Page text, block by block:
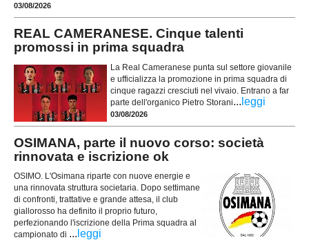
03/08/2026
REAL CAMERANESE. Cinque talenti
promossi in prima squadra
La Real Cameranese punta sul settore giovanile
e ufficializza la promozione in prima squadra di
cinque ragazzi cresciuti nel vivaio. Entrano a far
parte dell'organico Pietro Storani... leggi
03/08/2026
OSIMANA, parte il nuovo corso: società
rinnovata e iscrizione ok
OSIMO. L'Osimana riparte con nuove energie e
una rinnovata struttura societaria. Dopo settimane
di confronti, trattative e grande attesa, il club
giallorosso ha definito il proprio futuro,
perfezionando l'iscrizione della Prima squadra al
campionato di ... leggi